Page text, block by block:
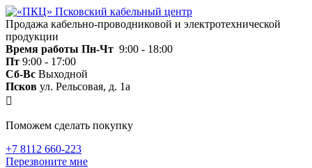
Продажа кабельно-проводниковой и электротехнической
продукции
Время работы Пн-Чт 9:00 - 18:00
Пт 9:00 - 17:00
Сб-Вс Выходной
Псков ул. Рельсовая, д. 1а
Поможем сделать покупку
+7 8112 660-223
Перезвоните мне